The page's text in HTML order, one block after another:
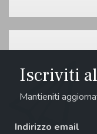
Iscriviti
Mantieniti
Indirizzo email